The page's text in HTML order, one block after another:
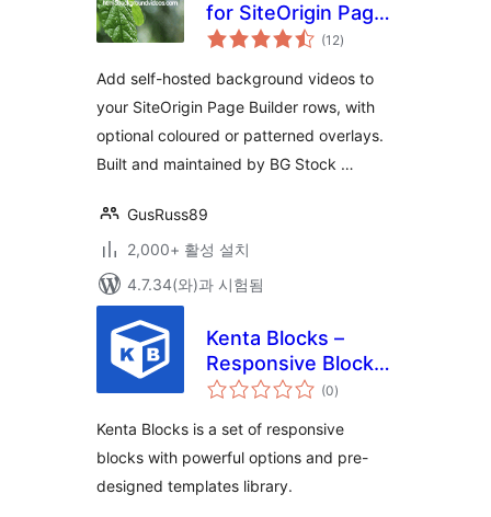
for SiteOrigin Page
Builder
(12전
체
점
)
Add self-hosted background videos to
your SiteOrigin Page Builder rows, with
optional coloured or patterned overlays.
Built and maintained by BG Stock …
GusRuss89
2,000+ 활성 설치
4.7.34(와)과 시험됨
Kenta Blocks –
Responsive Blocks
and block
(0전
체
점
)
Kenta Blocks is a set of responsive
blocks with powerful options and pre-
designed templates library.